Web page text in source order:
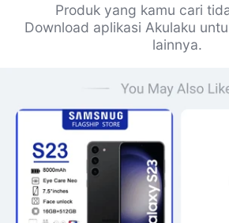
Produk yang kamu cari
Download aplikasi Akulaku
lainnya.